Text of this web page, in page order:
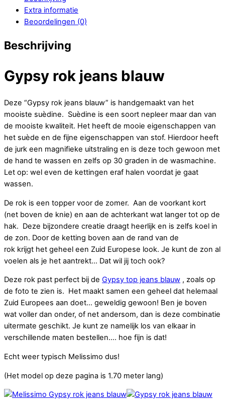
Extra informatie
Beoordelingen (0)
Beschrijving
Gypsy rok jeans blauw
Deze “Gypsy rok jeans blauw” is handgemaakt van het
mooiste suèdine. Suèdine is een soort nepleer maar dan van
de mooiste kwaliteit. Het heeft de mooie eigenschappen van
het suède en de fijne eigenschappen van stof. Hierdoor heeft
de jurk een magnifieke uitstraling en is deze toch gewoon met
de hand te wassen en zelfs op 30 graden in de wasmachine.
Let op: wel even de kettingen eraf halen voordat je gaat
wassen.
De rok is een topper voor de zomer. Aan de voorkant kort
(net boven de knie) en aan de achterkant wat langer tot op de
hak. Deze bijzondere creatie draagt heerlijk en is zelfs koel in
de zon. Door de ketting boven aan de rand van de
rok krijgt het geheel een Zuid Europese look. Je kunt de zon al
voelen als je het aantrekt… Dat wil jij toch ook?
Deze rok past perfect bij de Gypsy top jeans blauw , zoals op
de foto te zien is. Het maakt samen een geheel dat helemaal
Zuid Europees aan doet… geweldig gewoon! Ben je boven
wat voller dan onder, of net andersom, dan is deze combinatie
uitermate geschikt. Je kunt ze namelijk los van elkaar in
verschillende maten bestellen…. hoe fijn is dat!
Echt weer typisch Melissimo dus!
(Het model op deze pagina is 1.70 meter lang)